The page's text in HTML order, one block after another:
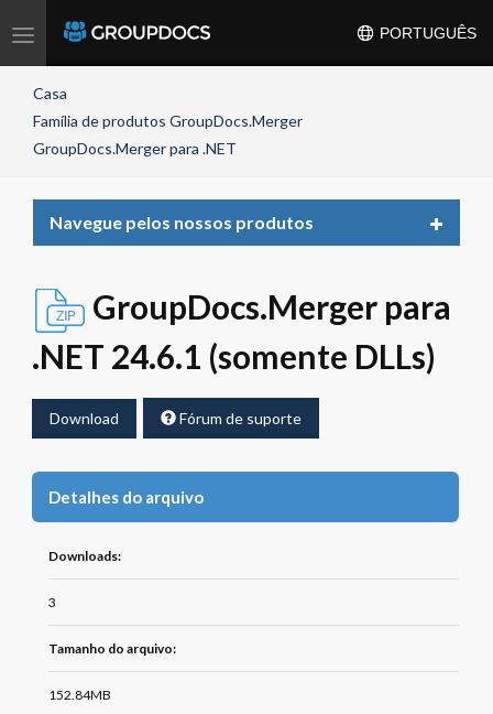
Toggle
PORTUGUÊS
Casa
Família de produtos GroupDocs.Merger
GroupDocs.Merger para .NET
Navegue pelos nossos produtos
Toggle
GroupDocs.Merger para
.NET 24.6.1 (somente DLLs)
Download Fórum de suporte
Detalhes do arquivo
Downloads:
3
Tamanho do arquivo:
152.84MB